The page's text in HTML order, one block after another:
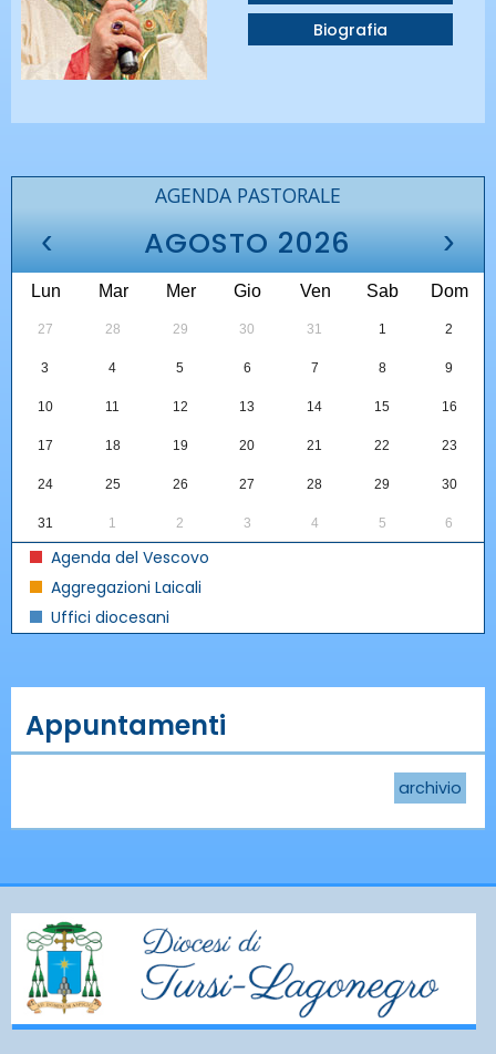
Biografia
AGENDA PASTORALE
‹ AGOSTO 2026 ›
Lun Mar Mer Gio Ven Sab Dom
27 28 29 30 31 1 2
3 4 5 6 7 8 9
10 11 12 13 14 15 16
17 18 19 20 21 22 23
24 25 26 27 28 29 30
31 1 2 3 4 5 6
Agenda del Vescovo
Aggregazioni Laicali
Uffici diocesani
Appuntamenti
archivio